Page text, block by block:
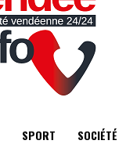
SPORT SOCIÉTÉ